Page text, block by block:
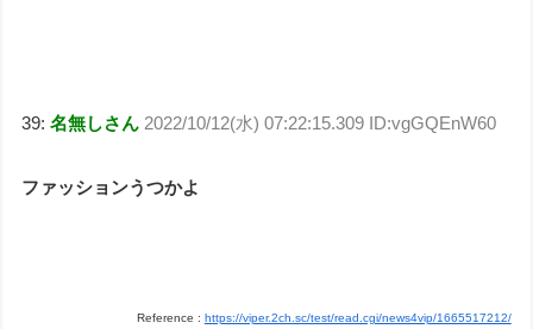
39:名無しさん 2022/10/12(水) 07:22:15.309 ID:vgGQEnW60
ファッションうつかよ
Reference : https://viper.2ch.sc/test/read.cgi/news4vip/1665517212/